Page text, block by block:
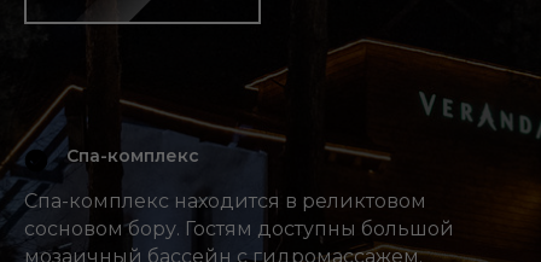
Спа-комплекс
Спа-комплекс находится в реликтовом
сосновом бору. Гостям доступны большой
мозаичный бассейн с гидромассажем.